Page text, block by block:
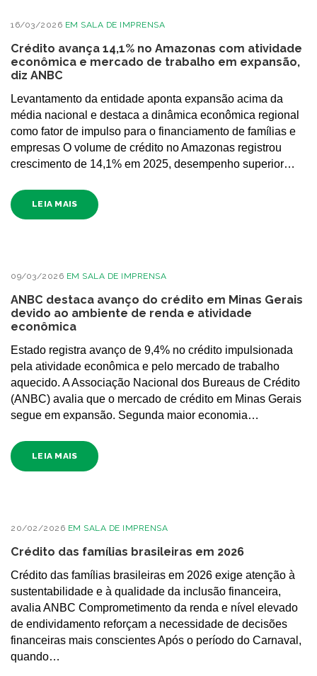
16/03/2026 EM SALA DE IMPRENSA
Crédito avança 14,1% no Amazonas com atividade
econômica e mercado de trabalho em expansão,
diz ANBC
Levantamento da entidade aponta expansão acima da
média nacional e destaca a dinâmica econômica regional
como fator de impulso para o financiamento de famílias e
empresas O volume de crédito no Amazonas registrou
crescimento de 14,1% em 2025, desempenho superior…
LEIA MAIS
09/03/2026 EM SALA DE IMPRENSA
ANBC destaca avanço do crédito em Minas Gerais
devido ao ambiente de renda e atividade
econômica
Estado registra avanço de 9,4% no crédito impulsionada
pela atividade econômica e pelo mercado de trabalho
aquecido. A Associação Nacional dos Bureaus de Crédito
(ANBC) avalia que o mercado de crédito em Minas Gerais
segue em expansão. Segunda maior economia…
LEIA MAIS
20/02/2026 EM SALA DE IMPRENSA
Crédito das famílias brasileiras em 2026
Crédito das famílias brasileiras em 2026 exige atenção à
sustentabilidade e à qualidade da inclusão financeira,
avalia ANBC Comprometimento da renda e nível elevado
de endividamento reforçam a necessidade de decisões
financeiras mais conscientes Após o período do Carnaval,
quando…